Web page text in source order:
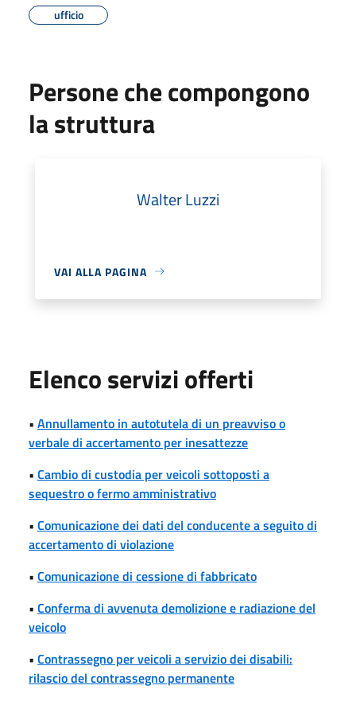
ufficio
Persone che compongono
la struttura
Walter Luzzi
VAI ALLA PAGINA
Elenco servizi offerti
• Annullamento in autotutela di un preavviso o
verbale di accertamento per inesattezze
• Cambio di custodia per veicoli sottoposti a
sequestro o fermo amministrativo
• Comunicazione dei dati del conducente a seguito di
accertamento di violazione
• Comunicazione di cessione di fabbricato
• Conferma di avvenuta demolizione e radiazione del
veicolo
• Contrassegno per veicoli a servizio dei disabili:
rilascio del contrassegno permanente